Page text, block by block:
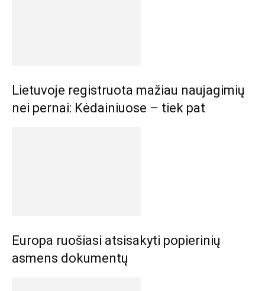
Lietuvoje registruota mažiau naujagimių
nei pernai: Kėdainiuose – tiek pat
Europa ruošiasi atsisakyti popierinių
asmens dokumentų